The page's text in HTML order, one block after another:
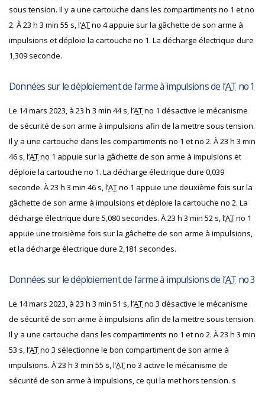
sous tension. Il y a une cartouche dans les compartiments no 1 et no
2. À 23 h 3 min 55 s, l’ATno 4 appuie sur la gâchette de son arme à
impulsions et déploie la cartouche no 1. La décharge électrique dure
1,309 seconde.
Données sur le déploiement de l’arme à impulsions de l’AT no 1
Le 14 mars 2023, à 23 h 3 min 44 s, l’ATno 1 désactive le mécanisme
de sécurité de son arme à impulsions afin de la mettre sous tension.
Il y a une cartouche dans les compartiments no 1 et no 2. À 23 h 3 min
46 s, l’ATno 1 appuie sur la gâchette de son arme à impulsions et
déploie la cartouche no 1. La décharge électrique dure 0,039
seconde. À 23 h 3 min 46 s, l’ATno 1 appuie une deuxième fois sur la
gâchette de son arme à impulsions et déploie la cartouche no 2. La
décharge électrique dure 5,080 secondes. À 23 h 3 min 52 s, l’ATno 1
appuie une troisième fois sur la gâchette de son arme à impulsions,
et la décharge électrique dure 2,181 secondes.
Données sur le déploiement de l’arme à impulsions de l’AT no 3
Le 14 mars 2023, à 23 h 3 min 51 s, l’ATno 3 désactive le mécanisme
de sécurité de son arme à impulsions afin de la mettre sous tension.
Il y a une cartouche dans les compartiments no 1 et no 2. À 23 h 3 min
53 s, l’ATno 3 sélectionne le bon compartiment de son arme à
impulsions. À 23 h 3 min 55 s, l’ATno 3 active le mécanisme de
sécurité de son arme à impulsions, ce qui la met hors tension. s